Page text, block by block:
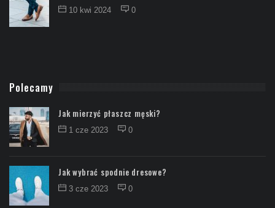
10 kwi 2024 0
Polecamy
Jak mierzyć płaszcz męski?
1 cze 2023 0
Jak wybrać spodnie dresowe?
3 cze 2023 0